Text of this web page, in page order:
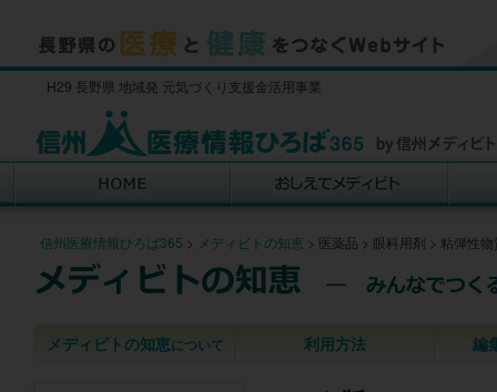
H29 長野県 地域発 元気づくり支援金活用事業
信州医療情報ひろば365 > メディビトの知恵 > 医薬品 > 眼科用剤 > 粘弾性物
メディビトの知恵について 利用方法 編